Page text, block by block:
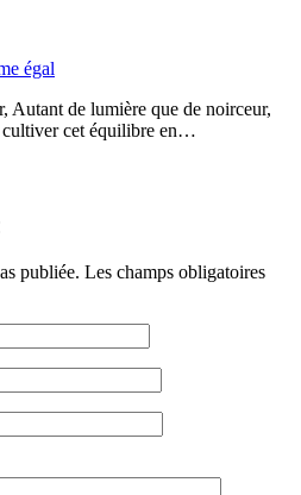
égal
Autant de lumière que de noirceur,
cet équilibre en…
publiée. Les champs obligatoires